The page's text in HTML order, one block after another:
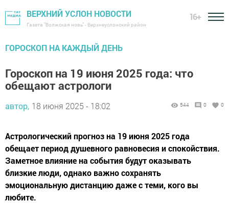
ВЕРХНИЙ УСЛОН НОВОСТИ
Газета "Волжская новь" - Верхнеуслонский район
16+
ГОРОСКОП НА КАЖДЫЙ ДЕНЬ
Гороскоп на 19 июня 2025 года: что
обещают астрологи
автор, 18 июня 2025 - 18:02 544 0 0
Астрологический прогноз на 19 июня 2025 года
обещает период душевного равновесия и спокойствия.
Заметное влияние на события будут оказывать
близкие люди, однако важно сохранять
эмоциональную дистанцию даже с теми, кого вы
любите.